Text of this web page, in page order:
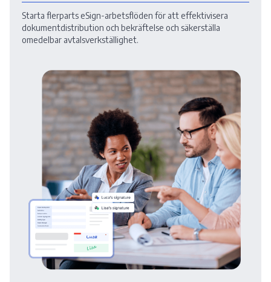
Starta flerparts eSign-arbetsflöden för att effektivisera
dokumentdistribution och bekräftelse och säkerställa
omedelbar avtalsverkställighet.